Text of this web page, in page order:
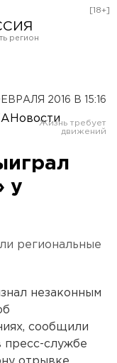
[18+]
2016 В 15:16
у
региональные
незаконным
сообщили
пресс-службе